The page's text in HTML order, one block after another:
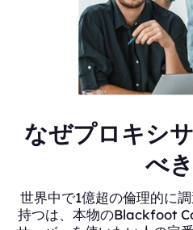
なぜプロキシ
べ
世界中で1億超の倫理的に
持つは、本物のBlackfoot